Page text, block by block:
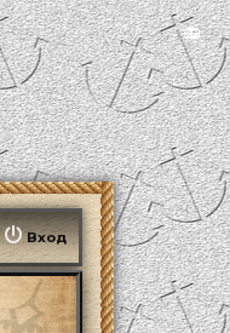
📻
Вход